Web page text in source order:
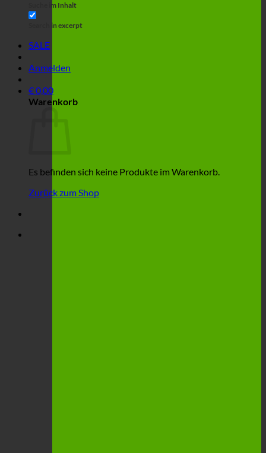
Suche im Inhalt
Search in excerpt
SALE
Anmelden
€0,00
Warenkorb
Es befinden sich keine Produkte im Warenkorb.
Zurück zum Shop